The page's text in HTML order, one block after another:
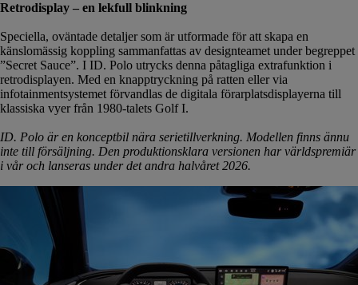
Retrodisplay – en lekfull blinkning
Speciella, oväntade detaljer som är utformade för att skapa en
känslomässig koppling sammanfattas av designteamet under begreppet
”Secret Sauce”. I ID. Polo utrycks denna påtagliga extrafunktion i
retrodisplayen. Med en knapptryckning på ratten eller via
infotainmentsystemet förvandlas de digitala förarplatsdisplayerna till
klassiska vyer från 1980-talets Golf I.
ID. Polo är en konceptbil nära serietillverkning. Modellen finns ännu
inte till försäljning. Den produktionsklara versionen har världspremiär
i vår och lanseras under det andra halvåret 2026.